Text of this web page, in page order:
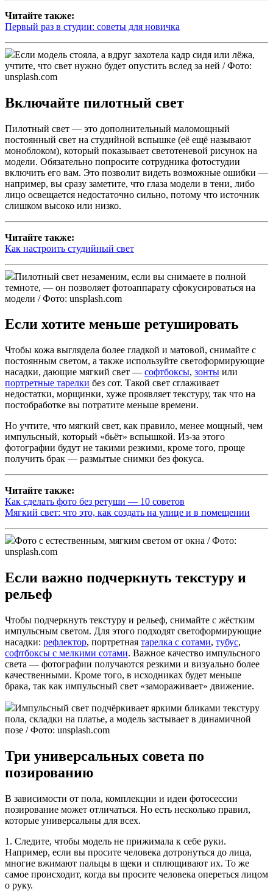
Читайте также:
Первый раз в студии: советы для новичка
Если модель стояла, а вдруг захотела кадр сидя или лёжа,
учтите, что свет нужно будет опустить вслед за ней / Фото:
unsplash.com
Включайте пилотный свет
Пилотный свет — это дополнительный маломощный
постоянный свет на студийной вспышке (её ещё называют
моноблоком), который показывает светотеневой рисунок на
модели. Обязательно попросите сотрудника фотостудии
включить его вам. Это позволит видеть возможные ошибки —
например, вы сразу заметите, что глаза модели в тени, либо
лицо освещается недостаточно сильно, потому что источник
слишком высоко или низко.
Читайте также:
Как настроить студийный свет
Пилотный свет незаменим, если вы снимаете в полной
темноте, — он позволяет фотоаппарату сфокусироваться на
модели / Фото: unsplash.com
Если хотите меньше ретушировать
Чтобы кожа выглядела более гладкой и матовой, снимайте с
постоянным светом, а также используйте светоформирующие
насадки, дающие мягкий свет — софтбоксы, зонты или
портретные тарелки без сот. Такой свет сглаживает
недостатки, морщинки, хуже проявляет текстуру, так что на
постобработке вы потратите меньше времени.
Но учтите, что мягкий свет, как правило, менее мощный, чем
импульсный, который «бьёт» вспышкой. Из-за этого
фотографии будут не такими резкими, кроме того, проще
получить брак — размытые снимки без фокуса.
Читайте также:
Как сделать фото без ретуши — 10 советов
Мягкий свет: что это, как создать на улице и в помещении
Фото с естественным, мягким светом от окна / Фото:
unsplash.com
Если важно подчеркнуть текстуру и
рельеф
Чтобы подчеркнуть текстуру и рельеф, снимайте с жёстким
импульсным светом. Для этого подходят светоформирующие
насадки: рефлектор, портретная тарелка с сотами, тубус,
софтбоксы с мелкими сотами. Важное качество импульсного
света — фотографии получаются резкими и визуально более
качественными. Кроме того, в исходниках будет меньше
брака, так как импульсный свет «замораживает» движение.
Импульсный свет подчёркивает яркими бликами текстуру
пола, складки на платье, а модель застывает в динамичной
позе / Фото: unsplash.com
Три универсальных совета по
позированию
В зависимости от пола, комплекции и идеи фотосессии
позирование может отличаться. Но есть несколько правил,
которые универсальны для всех.
1. Следите, чтобы модель не прижимала к себе руки.
Например, если вы просите человека дотронуться до лица,
многие вжимают пальцы в щеки и сплющивают их. То же
самое происходит, когда вы просите человека опереться лицом
о руку.